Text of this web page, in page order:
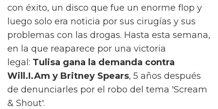
con éxito, un disco que fue un enorme flop y
luego solo era noticia por sus cirugías y sus
problemas con las drogas. Hasta esta semana,
en la que reaparece por una victoria
legal: Tulisa gana la demanda contra
Will.I.Am y Britney Spears, 5 años después
de denunciarles por el robo del tema 'Scream
& Shout'.